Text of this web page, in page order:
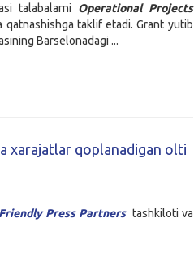
talabalarni Operational Projects
qatnashishga taklif etadi. Grant yutib
Barselonadagi ...
xarajatlar qoplanadigan olti
Press Partners tashkiloti va